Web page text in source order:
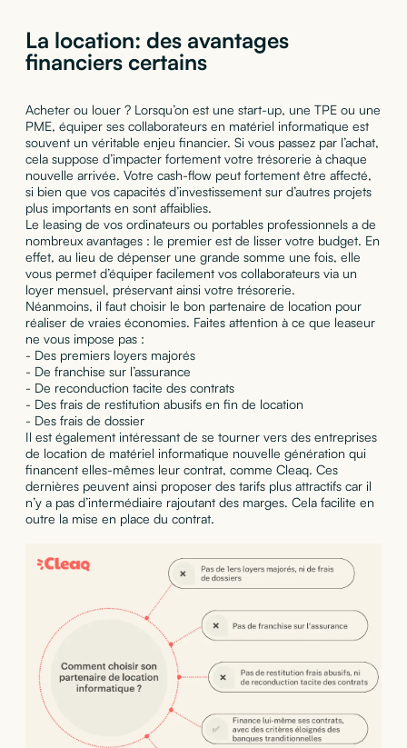
La location: des avantages
financiers certains
Acheter ou louer ? Lorsqu’on est une start-up, une TPE ou une
PME, équiper ses collaborateurs en matériel informatique est
souvent un véritable enjeu financier. Si vous passez par l’achat,
cela suppose d’impacter fortement votre trésorerie à chaque
nouvelle arrivée. Votre cash-flow peut fortement être affecté,
si bien que vos capacités d’investissement sur d’autres projets
plus importants en sont affaiblies.
Le leasing de vos ordinateurs ou portables professionnels a de
nombreux avantages : le premier est de lisser votre budget. En
effet, au lieu de dépenser une grande somme une fois, elle
vous permet d’équiper facilement vos collaborateurs via un
loyer mensuel, préservant ainsi votre trésorerie.
Néanmoins, il faut choisir le bon partenaire de location pour
réaliser de vraies économies. Faites attention à ce que leaseur
ne vous impose pas :
- Des premiers loyers majorés
- De franchise sur l’assurance
- De reconduction tacite des contrats
- Des frais de restitution abusifs en fin de location
- Des frais de dossier
Il est également intéressant de se tourner vers des entreprises
de location de matériel informatique nouvelle génération qui
financent elles-mêmes leur contrat, comme Cleaq. Ces
dernières peuvent ainsi proposer des tarifs plus attractifs car il
n’y a pas d’intermédiaire rajoutant des marges. Cela facilite en
outre la mise en place du contrat.